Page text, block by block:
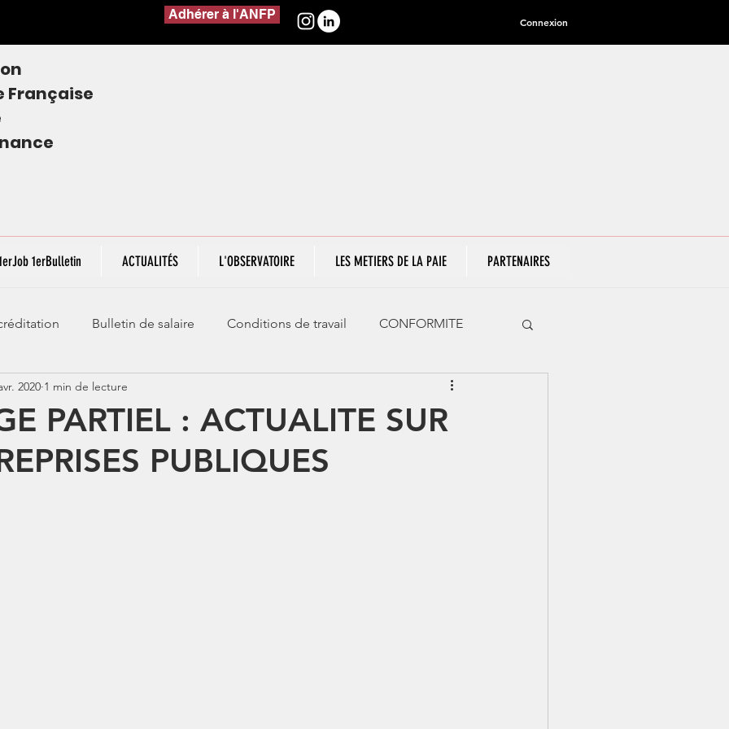
Adhérer à l'ANFP Connexion
Française
1erBulletin ACTUALITÉS L'OBSERVATOIRE LES METIERS DE LA PAIE PARTENAIRES
Bulletin de salaire Conditions de travail CONFORMITE
Jurisprudence Rémunération
BOSS Contrats aidés Jours fériés ABSENCES - IJSS
PARTIEL : ACTUALITE SUR
PUBLIQUES
2020 1 min de lecture